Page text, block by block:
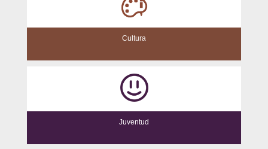
Cultura
Juventud